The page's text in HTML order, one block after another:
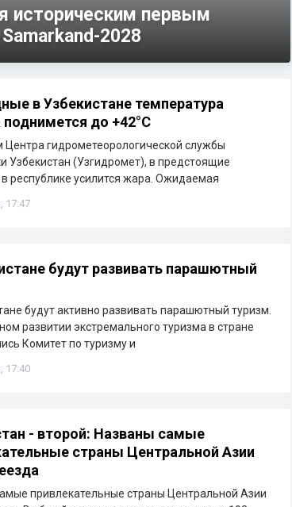
историческим первым
2028
в Узбекистане температура
поднимется до +42°C
Центра гидрометеорологической службы
Узбекистан (Узгидромет), в предстоящие
республике усилится жара. Ожидаемая
17:47
будут развивать парашютный
будут активно развивать парашютный туризм.
развитии экстремального туризма в стране
Комитет по туризму и
17:40
- второй: Названы самые
страны Центральной Азии
привлекательные страны Центральной Азии